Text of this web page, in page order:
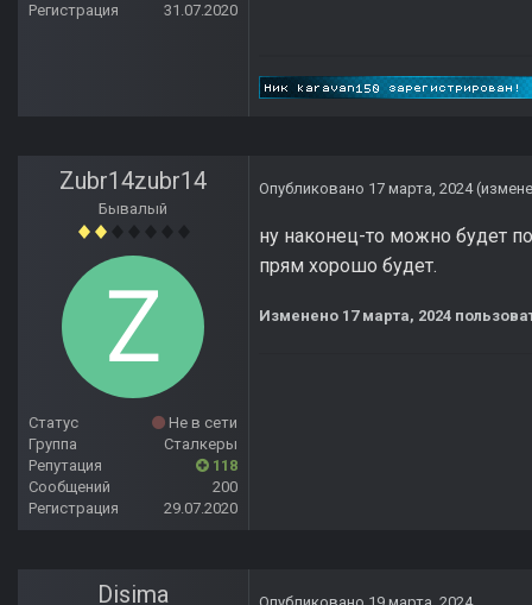
Регистрация
31.07.2020
Zubr14zubr14
Бывалый
Статус
Не в сети
Группа
Сталкеры
Репутация
118
Сообщений
200
Регистрация
29.07.2020
Опубликовано 17 марта, 2024
ну наконец-то можно будет
прям хорошо будет.
Изменено 17 марта, 2024
Disima